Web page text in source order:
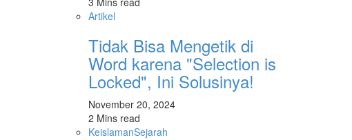
Artikel
Tidak Bisa Mengetik di
Word karena "Selection is
Locked", Ini Solusinya!
November 20, 2024
2 Mins read
KeislamanSejarah